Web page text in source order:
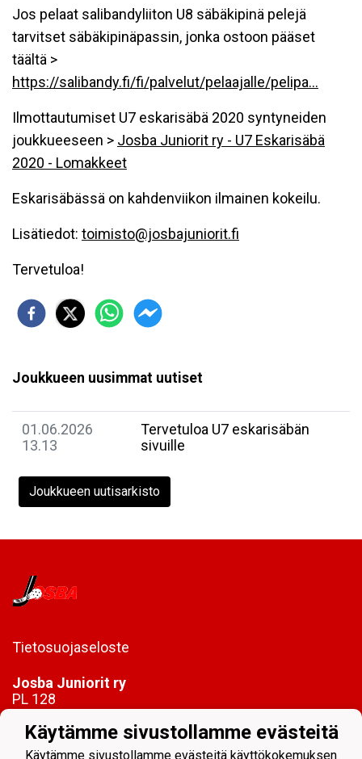
Jos pelaat salibandyliiton U8 säbäkipinä pelejä
tarvitset säbäkipinäpassin, jonka ostoon pääset
täältä >
https://salibandy.fi/fi/palvelut/pelaajalle/pelipa...
Ilmottautumiset U7 eskarisäbä 2020 syntyneiden
joukkueeseen > Josba Juniorit ry - U7 Eskarisäbä
2020 - Lomakkeet
Eskarisäbässä on kahdenviikon ilmainen kokeilu.
Lisätiedot: toimisto@josbajuniorit.fi
Tervetuloa!
Joukkueen uusimmat uutiset
01.06.2026
13.13
Tervetuloa U7 eskarisäbän
sivuille
Joukkueen uutisarkisto
Tietosuojaseloste
Josba Juniorit ry
PL 128
toimisto@josbajuniorit.fi
Käytämme sivustollamme evästeitä
Käytämme sivustollamme evästeitä käyttökokemuksen